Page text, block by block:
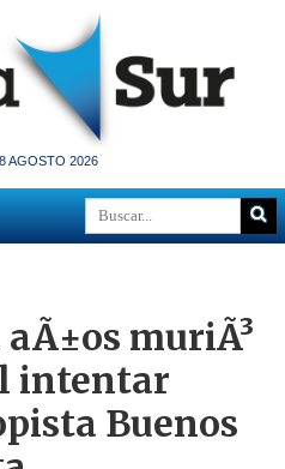
AGOSTO 2026
aÃ±os muriÃ³
intentar
Buenos